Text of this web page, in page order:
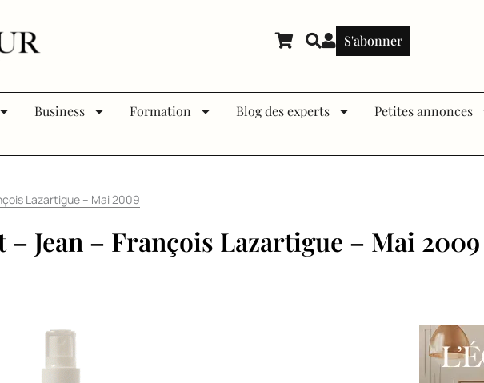
S'abonner
Business Formation Blog des experts Petites annonces
Lazartigue – Mai 2009
Jean – François Lazartigue – Mai 2009